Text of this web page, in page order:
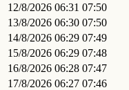
12/8/2026 06:31 07:50
13/8/2026 06:30 07:50
14/8/2026 06:29 07:49
15/8/2026 06:29 07:48
16/8/2026 06:28 07:47
17/8/2026 06:27 07:46